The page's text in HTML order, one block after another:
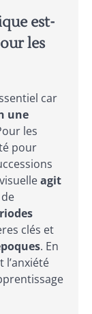
est-
les
car
une
les
pour
agit
clés et
. En